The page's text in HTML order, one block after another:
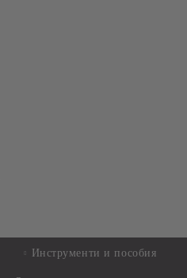
Инструменти и пособия